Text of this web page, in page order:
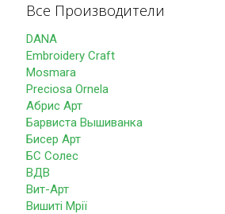
Все Производители
DANA
Embroidery Craft
Mosmara
Preciosa Ornela
Абрис Арт
Барвиста Вышиванка
Бисер Арт
БС Солес
ВДВ
Вит-Арт
Вишиті Мрії